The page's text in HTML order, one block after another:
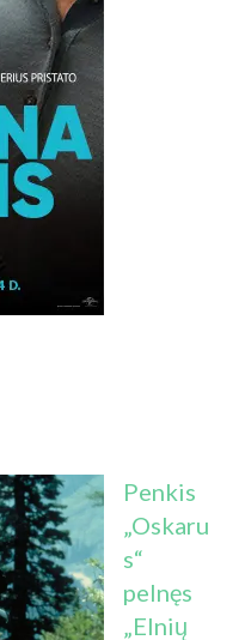
Penkis
„Oskaru
s“
pelnęs
„Elnių